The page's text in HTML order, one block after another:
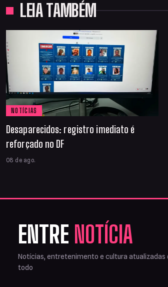
LEIA TAMBÉM
NOTÍCIAS
Desaparecidos: registro imediato é
reforçado no DF
08 de ago.
ENTRE NOTÍCIA
Notícias, entretenimento e cultura atualizadas
todo